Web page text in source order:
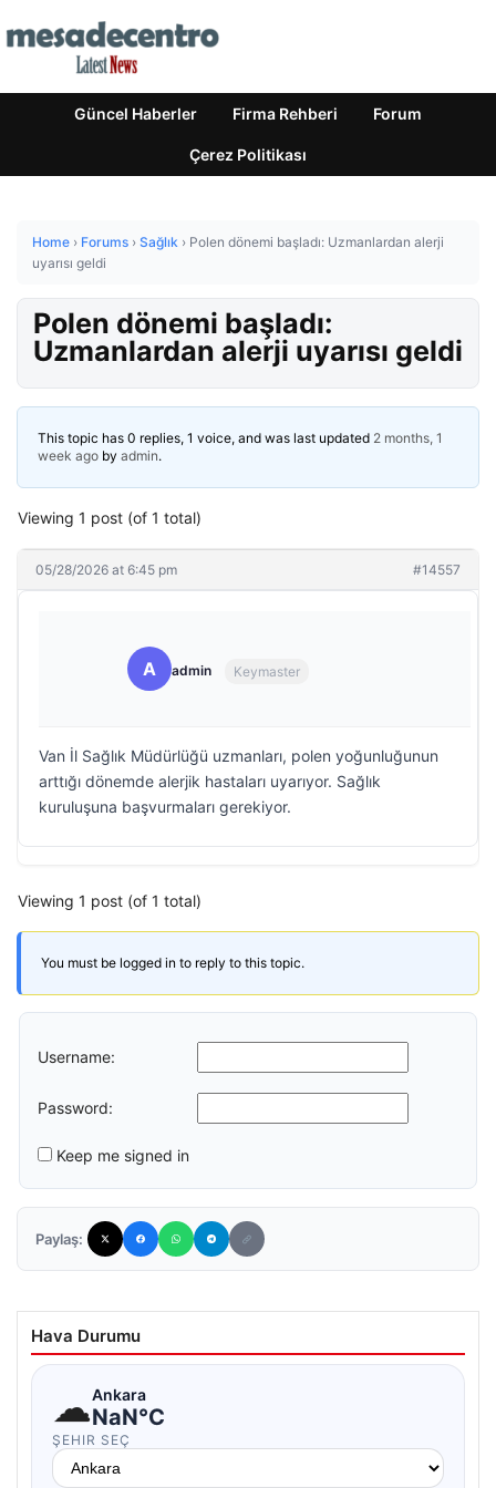
Güncel Haberler Firma Rehberi Forum
Çerez Politikası
Home › Forums › Sağlık › Polen dönemi başladı: Uzmanlardan alerji
uyarısı geldi
Polen dönemi başladı:
Uzmanlardan alerji uyarısı geldi
This topic has 0 replies, 1 voice, and was last updated 2 months, 1
week ago by admin.
Viewing 1 post (of 1 total)
05/28/2026 at 6:45 pm #14557
A admin Keymaster
Van İl Sağlık Müdürlüğü uzmanları, polen yoğunluğunun
arttığı dönemde alerjik hastaları uyarıyor. Sağlık
kuruluşuna başvurmaları gerekiyor.
Viewing 1 post (of 1 total)
You must be logged in to reply to this topic.
Username:
Password:
Keep me signed in
Paylaş:
Hava Durumu
☁Ankara
NaN°C
ŞEHIR SEÇ